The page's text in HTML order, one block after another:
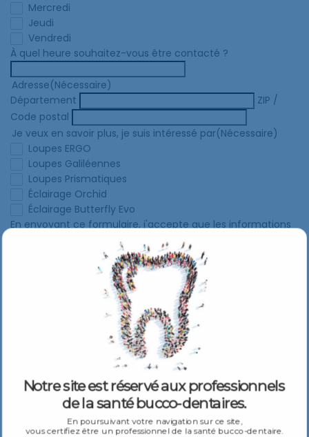
Mercredi
Jeudi
Vendredi
À quel heure souhaitez-vous être contacté ?
Adresse(Nécessaire)
Département
ZIP /
Code postal
Je veux en savoir plus, je suis intéressé par(Nécessaire)
Loupes ERGO
Loupes Galiléennes
Loupes Prismatiques
Éclairage Orchid
Éclairage Butterfly Evo
En envoyant ce formulaire, j'accepte que les informations
saisies soit exploitées dans le cadre de cette demande de
contact et de la relation commerciale pouvant en
découler.(RGPD 25 mai 2018)
Je suis d'accord
Notre site est réservé aux professionnels
de la santé bucco-dentaires.
En poursuivant votre navigation sur ce site,
vous certifiez être un professionnel de la santé bucco-dentaire.